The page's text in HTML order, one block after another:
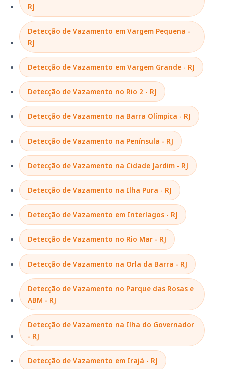
RJ
Detecção de Vazamento em Vargem Pequena -
RJ
Detecção de Vazamento em Vargem Grande - RJ
Detecção de Vazamento no Rio 2 - RJ
Detecção de Vazamento na Barra Olímpica - RJ
Detecção de Vazamento na Península - RJ
Detecção de Vazamento na Cidade Jardim - RJ
Detecção de Vazamento na Ilha Pura - RJ
Detecção de Vazamento em Interlagos - RJ
Detecção de Vazamento no Rio Mar - RJ
Detecção de Vazamento na Orla da Barra - RJ
Detecção de Vazamento no Parque das Rosas e
ABM - RJ
Detecção de Vazamento na Ilha do Governador
- RJ
Detecção de Vazamento em Irajá - RJ